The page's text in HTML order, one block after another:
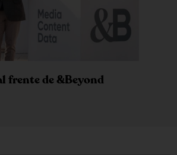
frente de &Beyond